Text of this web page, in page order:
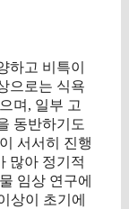
하고 비특이
으로는 식욕
며, 일부 고
동반하기도
서서히 진행
많아 정기적
임상 연구에
상이 초기에